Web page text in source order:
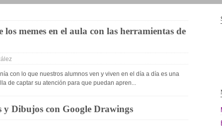
Estrategias de evaluación
Inteligencias Múltiples
Trabajo colaborativo
Flipped Classroom
Catálogo de cursos
Cursos gratuitos de Google
los memes en el aula con las herramientas de
con lo que nuestros alumnos ven y viven en el día a día es una
de captar su atención para que puedan apren...
y Dibujos con Google Drawings